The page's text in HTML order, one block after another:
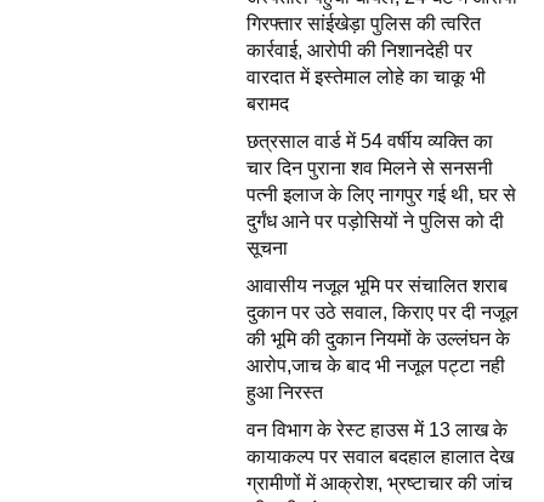
गिरफ्तार सांईखेड़ा पुलिस की त्वरित
कार्रवाई, आरोपी की निशानदेही पर
वारदात में इस्तेमाल लोहे का चाकू भी
बरामद
छत्रसाल वार्ड में 54 वर्षीय व्यक्ति का
चार दिन पुराना शव मिलने से सनसनी
पत्नी इलाज के लिए नागपुर गई थी, घर से
दुर्गंध आने पर पड़ोसियों ने पुलिस को दी
सूचना
आवासीय नजूल भूमि पर संचालित शराब
दुकान पर उठे सवाल, किराए पर दी नजूल
की भूमि की दुकान नियमों के उल्लंघन के
आरोप,जाच के बाद भी नजूल पट्टा नही
हुआ निरस्त
वन विभाग के रेस्ट हाउस में 13 लाख के
कायाकल्प पर सवाल बदहाल हालात देख
ग्रामीणों में आक्रोश, भ्रष्टाचार की जांच